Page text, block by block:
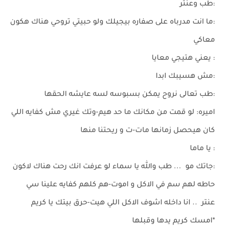
:طب وعنتر
:ما انت مدرباه على صفاره بيجيلك ولو حبيتي تروحي هناك هكون
معاكي
: يعني هتيجي معايا
:مش هسيبك ابدا
:طب تعالى نروح يمكن بسبوسه لسه عايشه الحقها
اميره: لو قمت من مكانك ما حد هيم-وتك غيري مش كفايه اللي
كان هيحصل زمانها مات-ت و ريحتنا منها
: يا ماما
:جاتك مو ... طب والله يا سماء لو عرفت انك رحت هناك لاكون
حاطه لهم سم في الاكل و اموت-هم كلهم كفايه علينا سي
عنتر .. انا داخله اشوف الاكل اللي هيت-حرق بيتك يا كريم
*امسك كريم يدها وقبلها